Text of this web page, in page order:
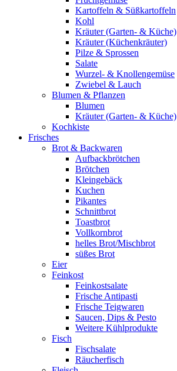
Kartoffeln & Süßkartoffeln
Kohl
Kräuter (Garten- & Küche)
Kräuter (Küchenkräuter)
Pilze & Sprossen
Salate
Wurzel- & Knollengemüse
Zwiebel & Lauch
Blumen & Pflanzen
Blumen
Kräuter (Garten- & Küche)
Kochkiste
Frisches
Brot & Backwaren
Aufbackbrötchen
Brötchen
Kleingebäck
Kuchen
Pikantes
Schnittbrot
Toastbrot
Vollkornbrot
helles Brot/Mischbrot
süßes Brot
Eier
Feinkost
Feinkostsalate
Frische Antipasti
Frische Teigwaren
Saucen, Dips & Pesto
Weitere Kühlprodukte
Fisch
Fischsalate
Räucherfisch